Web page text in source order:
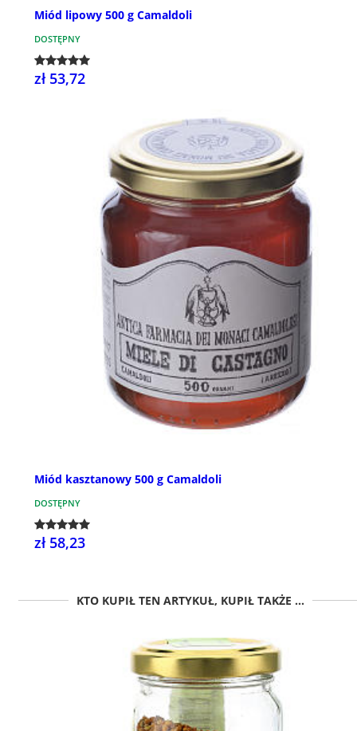
Miód lipowy 500 g Camaldoli
DOSTĘPNY
zł 53,72
Miód kasztanowy 500 g Camaldoli
DOSTĘPNY
zł 58,23
KTO KUPIŁ TEN ARTYKUŁ, KUPIŁ TAKŻE ...